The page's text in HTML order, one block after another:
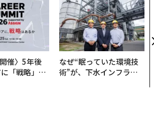
催〉5年後
「戦略」は
なぜ“眠っていた環境技
術”が、下水インフラを